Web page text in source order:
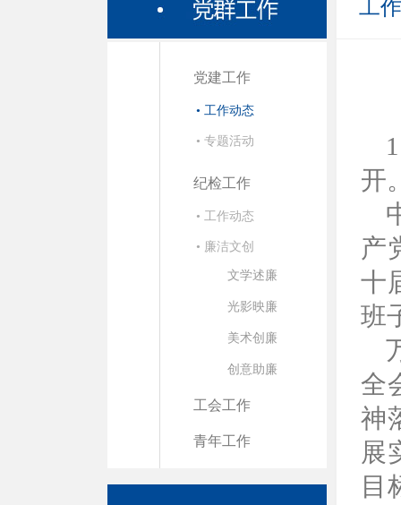
党建工作
• 工作动态
• 专题活动
纪检工作
• 工作动态
• 廉洁文创
文学述廉
光影映廉
美术创廉
创意助廉
工会工作
青年工作
工
开
产
十
班
全
神
展
目